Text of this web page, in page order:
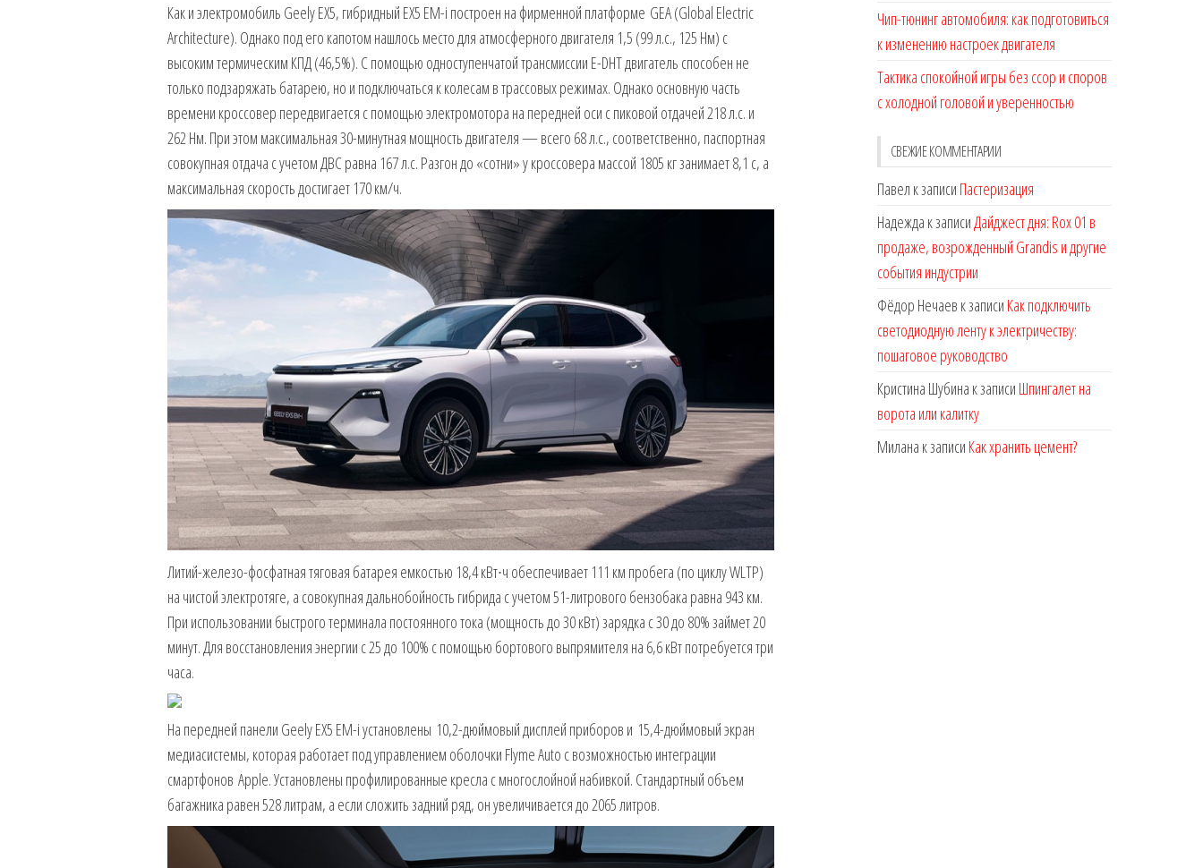
Как и электромобиль Geely EX5, гибридный EX5 EM-i построен на фирменной платформе GEA (Global Electric
Architecture). Однако под его капотом нашлось место для атмосферного двигателя 1,5 (99 л.с., 125 Нм) с
высоким термическим КПД (46,5%). С помощью одноступенчатой трансмиссии E-DHT двигатель способен не
только подзаряжать батарею, но и подключаться к колесам в трассовых режимах. Однако основную часть
времени кроссовер передвигается с помощью электромотора на передней оси с пиковой отдачей 218 л.с. и
262 Нм. При этом максимальная 30-минутная мощность двигателя — всего 68 л.с., соответственно, паспортная
совокупная отдача с учетом ДВС равна 167 л.с. Разгон до «сотни» у кроссовера массой 1805 кг занимает 8,1 с, а
максимальная скорость достигает 170 км/ч.
Литий-железо-фосфатная тяговая батарея емкостью 18,4 кВт∙ч обеспечивает 111 км пробега (по циклу WLTP)
на чистой электротяге, а совокупная дальнобойность гибрида с учетом 51-литрового бензобака равна 943 км.
При использовании быстрого терминала постоянного тока (мощность до 30 кВт) зарядка с 30 до 80% займет 20
минут. Для восстановления энергии с 25 до 100% с помощью бортового выпрямителя на 6,6 кВт потребуется три
часа.
На передней панели Geely EX5 EM-i установлены 10,2-дюймовый дисплей приборов и 15,4-дюймовый экран
медиасистемы, которая работает под управлением оболочки Flyme Auto с возможностью интеграции
смартфонов Apple. Установлены профилированные кресла с многослойной набивкой. Стандартный объем
багажника равен 528 литрам, а если сложить задний ряд, он увеличивается до 2065 литров.
Чип-тюнинг автомобиля: как подготовиться
к изменению настроек двигателя
Тактика спокойной игры без ссор и споров
с холодной головой и уверенностью
СВЕЖИЕ КОММЕНТАРИИ
Павел к записи Пастеризация
Надежда к записиДайджест дня: Rox 01 в
продаже, возрожденный Grandis и другие
события индустрии
Фёдор Нечаев к записи Как подключить
светодиодную ленту к электричеству:
пошаговое руководство
Кристина Шубина к записи Шпингалет на
ворота или калитку
Милана к записи Как хранить цемент?